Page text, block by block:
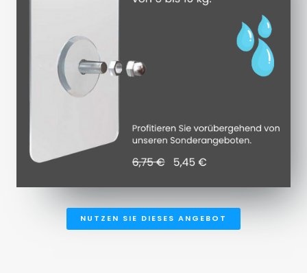
NUTZEN SIE DIESES ANGEBOT